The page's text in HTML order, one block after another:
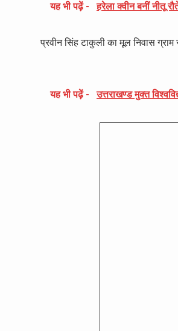
यह भी पढ़ें - हरेला क्वीन बनीं नीतू
प्रवीन सिंह टाकुली का मूल निवास
यह भी पढ़ें - उत्तराखण्ड मुक्त